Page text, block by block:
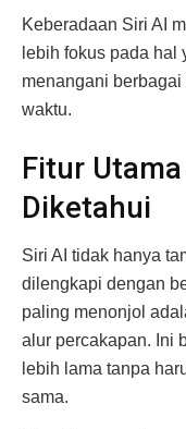
Keberadaan Siri AI
lebih fokus pada hal
menangani
waktu.
Fitur
Diketahui
Siri AI tidak hanya
dilengkapi dengan
paling menonjol
alur percakapan. Ini
lebih lama tanpa
sama.